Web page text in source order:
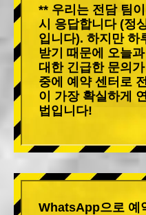
** 우리는 전담 팀
시 응답합니다 (정
입니다). 하지만 하
받기 때문에 오늘
대한 긴급한 문의
중에 예약 센터로
이 가장 확실하게
법입니다!
WhatsApp으로 예